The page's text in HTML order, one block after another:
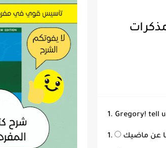
- اختبار قصير للجمل و العبارات 4 - مذكرات
1. Gregory! tell
عن ماضيك